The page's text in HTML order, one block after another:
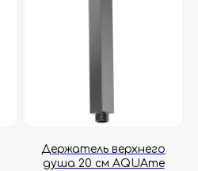
Держатель верхнего
душа 20 см AQUAme